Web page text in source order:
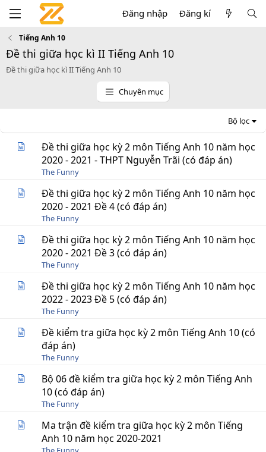
Đăng nhập Đăng kí
Tiếng Anh 10
Đề thi giữa học kì II Tiếng Anh 10
Đề thi giữa học kì II Tiếng Anh 10
Chuyên mục
Bộ lọc
Đề thi giữa học kỳ 2 môn Tiếng Anh 10 năm học
2020 - 2021 - THPT Nguyễn Trãi (có đáp án)
The Funny
Đề thi giữa học kỳ 2 môn Tiếng Anh 10 năm học
2020 - 2021 Đề 4 (có đáp án)
The Funny
Đề thi giữa học kỳ 2 môn Tiếng Anh 10 năm học
2020 - 2021 Đề 3 (có đáp án)
The Funny
Đề thi giữa học kỳ 2 môn Tiếng Anh 10 năm học
2022 - 2023 Đề 5 (có đáp án)
The Funny
Đề kiểm tra giữa học kỳ 2 môn Tiếng Anh 10 (có
đáp án)
The Funny
Bộ 06 đề kiểm tra giữa học kỳ 2 môn Tiếng Anh
10 (có đáp án)
The Funny
Ma trận đề kiểm tra giữa học kỳ 2 môn Tiếng
Anh 10 năm học 2020-2021